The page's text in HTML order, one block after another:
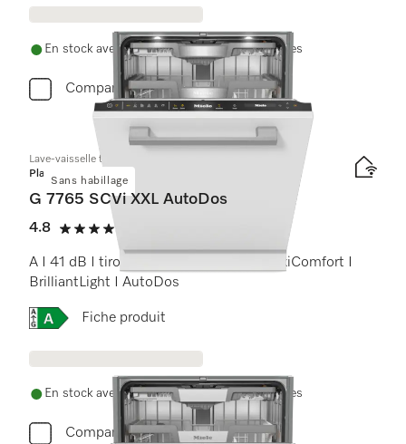
En stock avec livraison et installation gratuites
Comparer
Sans habillage
Lave-vaisselle totalement intégrable XXL
Platinum
G 7765 SCVi XXL AutoDos
4.8
4.8 étoiles sur 5
A I 41 dB I tiroir à couverts I paniers MaxiComfort I
BrilliantLight I AutoDos
Online Label Flag, Etiquette énergétique
Fiche produit
En stock avec livraison et installation gratuites
Comparer